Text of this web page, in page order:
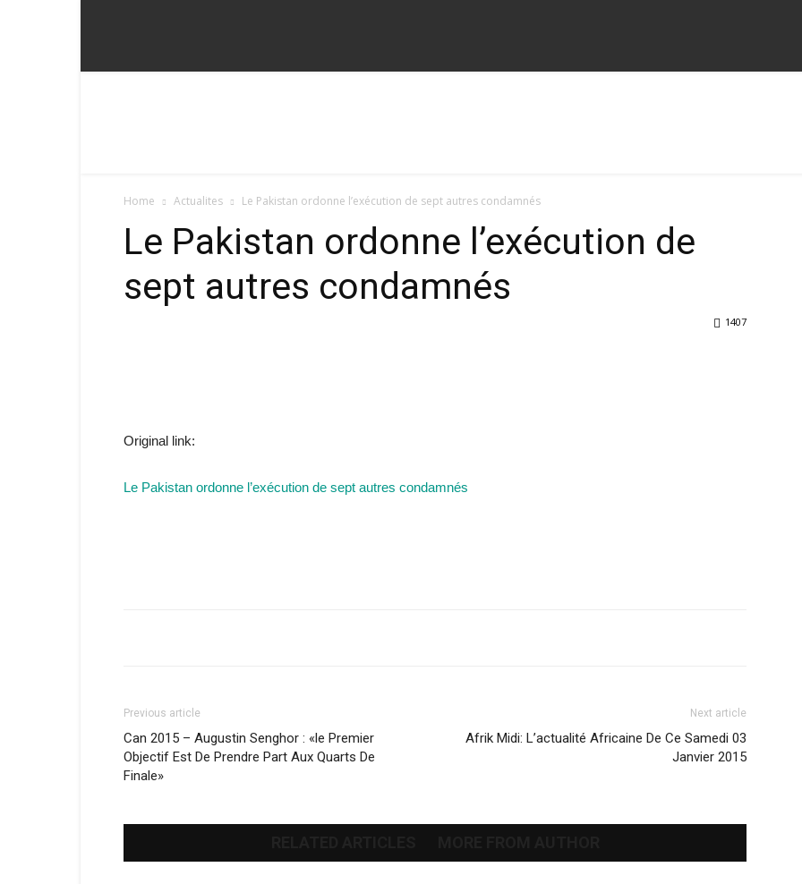
Home Actualites Le Pakistan ordonne l’exécution de sept autres condamnés
Le Pakistan ordonne l’exécution de
sept autres condamnés
1407
Original link:
Le Pakistan ordonne l’exécution de sept autres condamnés
Previous article
Can 2015 – Augustin Senghor : «le Premier
Objectif Est De Prendre Part Aux Quarts De
Finale»
Next article
Afrik Midi: L’actualité Africaine De Ce Samedi 03
Janvier 2015